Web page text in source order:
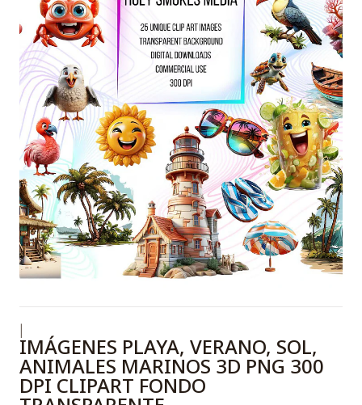
IMÁGENES PLAYA, VERANO, SOL,
ANIMALES MARINOS 3D PNG 300
DPI CLIPART FONDO